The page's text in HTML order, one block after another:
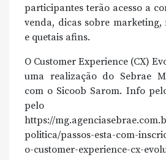
participantes terão acesso a
venda, dicas sobre marketing,
e quetais afins.
O Customer Experience (CX)
uma realização do Sebrae
com o Sicoob Sarom. Info
pelo
https://
politica/passos-esta-com-
o-customer-experience-cx-